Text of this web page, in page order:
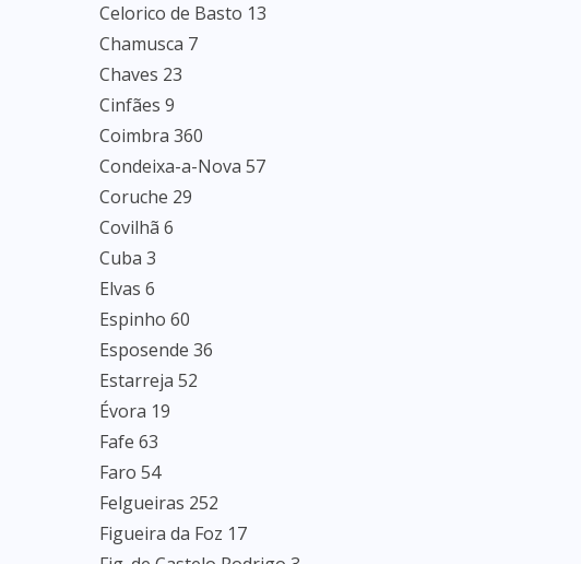
Celorico de Basto 13
Chamusca 7
Chaves 23
Cinfães 9
Coimbra 360
Condeixa-a-Nova 57
Coruche 29
Covilhã 6
Cuba 3
Elvas 6
Espinho 60
Esposende 36
Estarreja 52
Évora 19
Fafe 63
Faro 54
Felgueiras 252
Figueira da Foz 17